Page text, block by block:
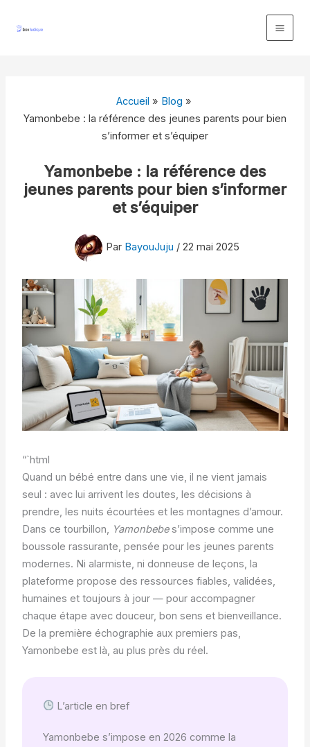
Accueil
Blog
Yamonbebe : la référence des jeunes parents pour bien
s’informer et s’équiper
Yamonbebe : la référence des
jeunes parents pour bien s’informer
et s’équiper
Par BayouJuju / 22 mai 2025
“`html
Quand un bébé entre dans une vie, il ne vient jamais
seul : avec lui arrivent les doutes, les décisions à
prendre, les nuits écourtées et les montagnes d’amour.
Dans ce tourbillon,
Yamonbebes’impose comme une
boussole rassurante, pensée pour les jeunes parents
modernes. Ni alarmiste, ni donneuse de leçons, la
plateforme propose des ressources fiables, validées,
humaines et toujours à jour — pour accompagner
chaque étape avec douceur, bon sens et bienveillance.
De la première échographie aux premiers pas,
Yamonbebe est là, au plus près du réel.
L’article en bref
Yamonbebe s’impose en 2026 comme la